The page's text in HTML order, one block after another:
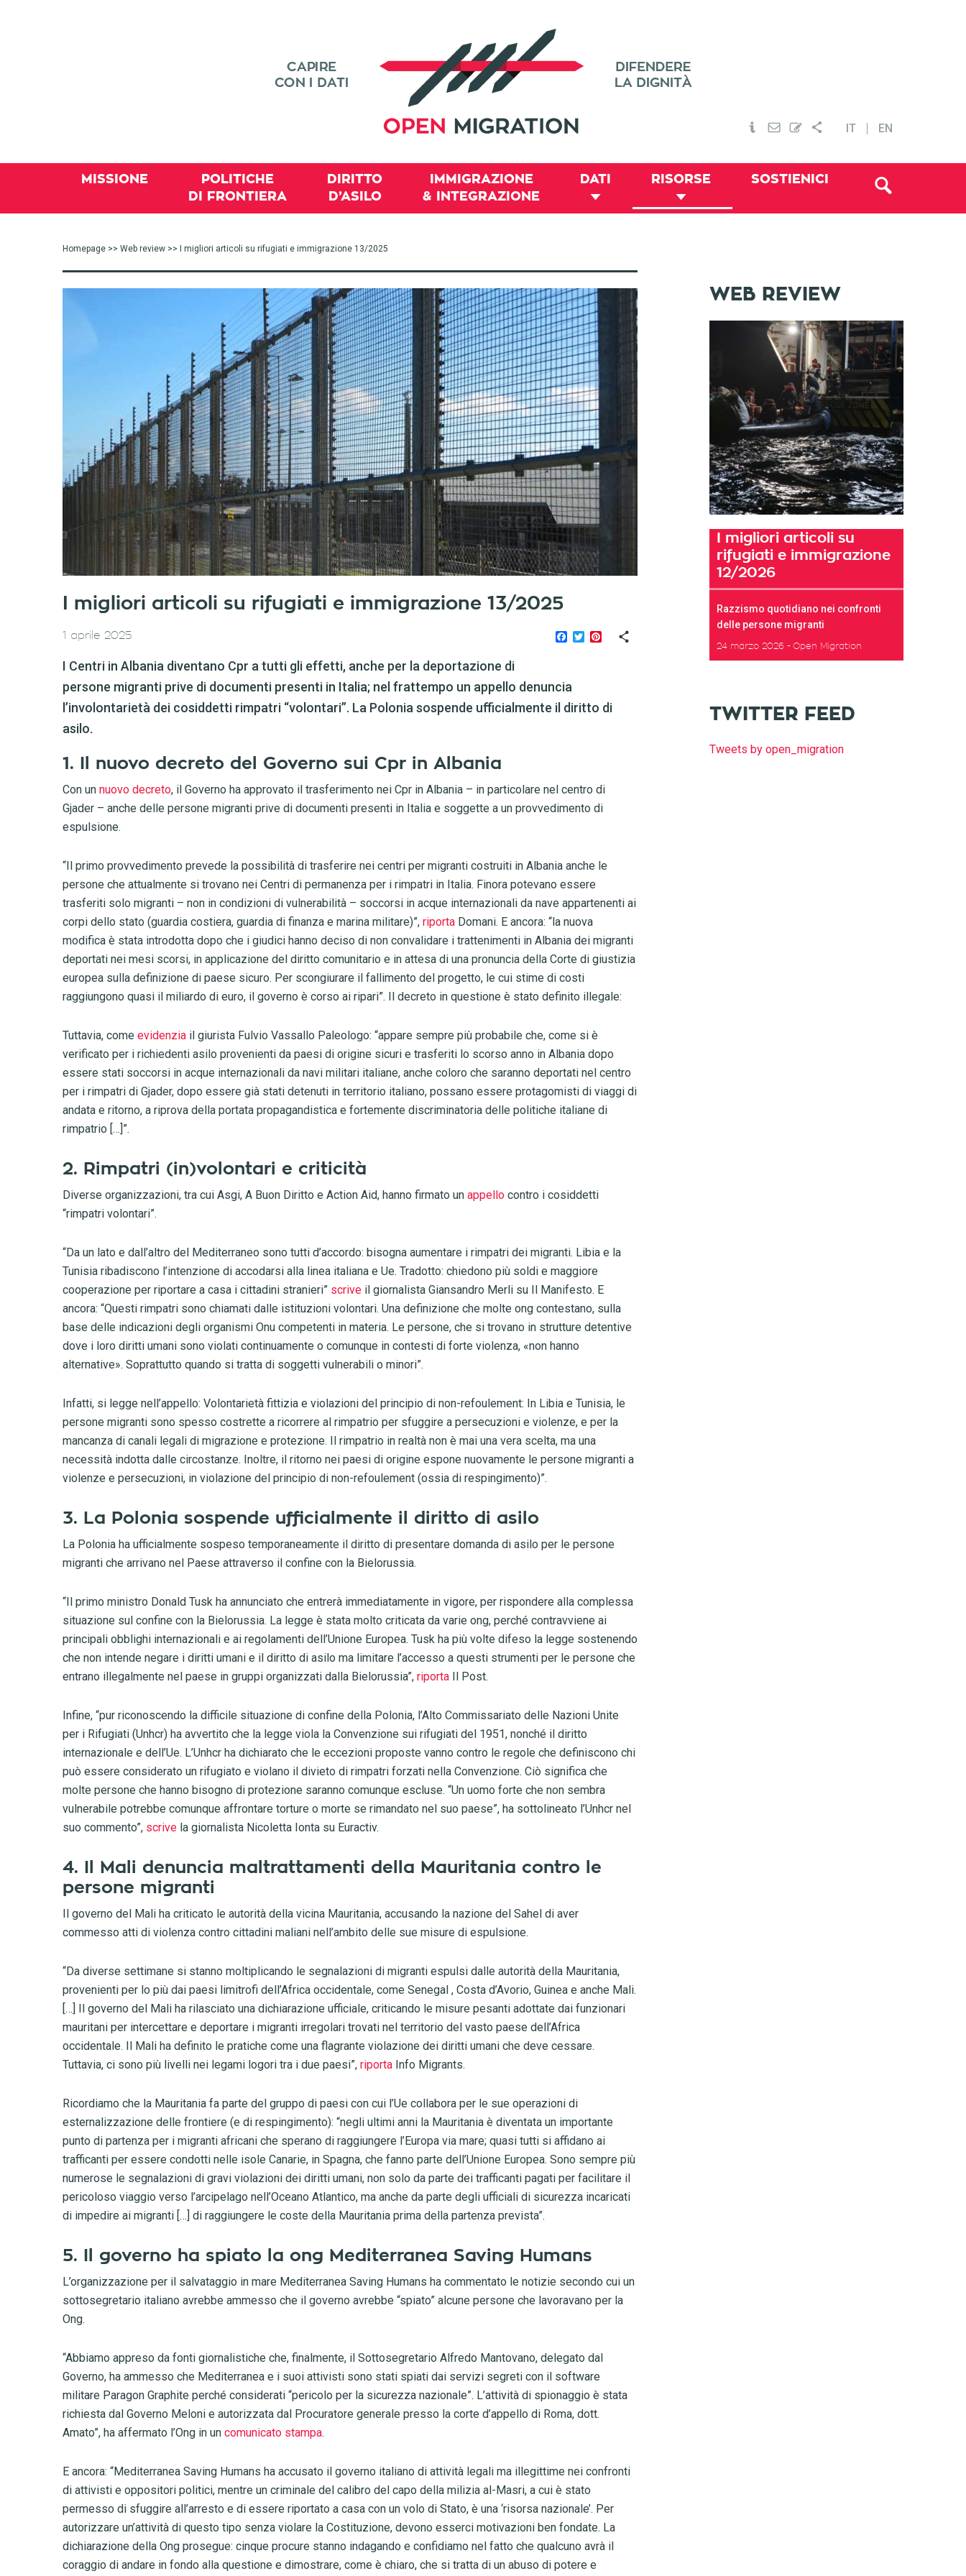
IT EN
MISSIONE
POLITICHE
DI FRONTIERA
DIRITTO
D’ASILO
IMMIGRAZIONE
& INTEGRAZIONE
DATI RISORSE SOSTIENICI
Homepage >> Web review >> I migliori articoli su rifugiati e immigrazione 13/2025
I migliori articoli su rifugiati e immigrazione 13/2025
Facebook
TwitterPinterest
1 aprile 2025
I Centri in Albania diventano Cpr a tutti gli effetti, anche per la deportazione di
persone migranti prive di documenti presenti in Italia; nel frattempo un appello denuncia
l’involontarietà dei cosiddetti rimpatri “volontari”. La Polonia sospende ufficialmente il diritto di
asilo.
1. Il nuovo decreto del Governo sui Cpr in Albania
Con un nuovo decreto, il Governo ha approvato il trasferimento nei Cpr in Albania – in particolare nel centro di
Gjader – anche delle persone migranti prive di documenti presenti in Italia e soggette a un provvedimento di
espulsione.
“Il primo provvedimento prevede la possibilità di trasferire nei centri per migranti costruiti in Albania anche le
persone che attualmente si trovano nei Centri di permanenza per i rimpatri in Italia. Finora potevano essere
trasferiti solo migranti – non in condizioni di vulnerabilità – soccorsi in acque internazionali da nave appartenenti ai
corpi dello stato (guardia costiera, guardia di finanza e marina militare)”, riporta Domani. E ancora: “la nuova
modifica è stata introdotta dopo che i giudici hanno deciso di non convalidare i trattenimenti in Albania dei migranti
deportati nei mesi scorsi, in applicazione del diritto comunitario e in attesa di una pronuncia della Corte di giustizia
europea sulla definizione di paese sicuro. Per scongiurare il fallimento del progetto, le cui stime di costi
raggiungono quasi il miliardo di euro, il governo è corso ai ripari”. Il decreto in questione è stato definito illegale:
Tuttavia, come evidenzia il giurista Fulvio Vassallo Paleologo: “appare sempre più probabile che, come si è
verificato per i richiedenti asilo provenienti da paesi di origine sicuri e trasferiti lo scorso anno in Albania dopo
essere stati soccorsi in acque internazionali da navi militari italiane, anche coloro che saranno deportati nel centro
per i rimpatri di Gjader, dopo essere già stati detenuti in territorio italiano, possano essere protagomisti di viaggi di
andata e ritorno, a riprova della portata propagandistica e fortemente discriminatoria delle politiche italiane di
rimpatrio […]”.
2. Rimpatri (in)volontari e criticità
Diverse organizzazioni, tra cui Asgi, A Buon Diritto e Action Aid, hanno firmato un appello contro i cosiddetti
“rimpatri volontari”.
“Da un lato e dall’altro del Mediterraneo sono tutti d’accordo: bisogna aumentare i rimpatri dei migranti. Libia e la
Tunisia ribadiscono l’intenzione di accodarsi alla linea italiana e Ue. Tradotto: chiedono più soldi e maggiore
cooperazione per riportare a casa i cittadini stranieri” scrive il giornalista Giansandro Merli su Il Manifesto. E
ancora: “Questi rimpatri sono chiamati dalle istituzioni volontari. Una definizione che molte ong contestano, sulla
base delle indicazioni degli organismi Onu competenti in materia. Le persone, che si trovano in strutture detentive
dove i loro diritti umani sono violati continuamente o comunque in contesti di forte violenza, «non hanno
alternative». Soprattutto quando si tratta di soggetti vulnerabili o minori”.
Infatti, si legge nell’appello: Volontarietà fittizia e violazioni del principio di non-refoulement: In Libia e Tunisia, le
persone migranti sono spesso costrette a ricorrere al rimpatrio per sfuggire a persecuzioni e violenze, e per la
mancanza di canali legali di migrazione e protezione. Il rimpatrio in realtà non è mai una vera scelta, ma una
necessità indotta dalle circostanze. Inoltre, il ritorno nei paesi di origine espone nuovamente le persone migranti a
violenze e persecuzioni, in violazione del principio di non-refoulement (ossia di respingimento)”.
3. La Polonia sospende ufficialmente il diritto di asilo
La Polonia ha ufficialmente sospeso temporaneamente il diritto di presentare domanda di asilo per le persone
migranti che arrivano nel Paese attraverso il confine con la Bielorussia.
“Il primo ministro Donald Tusk ha annunciato che entrerà immediatamente in vigore, per rispondere alla complessa
situazione sul confine con la Bielorussia. La legge è stata molto criticata da varie ong, perché contravviene ai
principali obblighi internazionali e ai regolamenti dell’Unione Europea. Tusk ha più volte difeso la legge sostenendo
che non intende negare i diritti umani e il diritto di asilo ma limitare l’accesso a questi strumenti per le persone che
entrano illegalmente nel paese in gruppi organizzati dalla Bielorussia”, riporta Il Post.
Infine, “pur riconoscendo la difficile situazione di confine della Polonia, l’Alto Commissariato delle Nazioni Unite
per i Rifugiati (Unhcr) ha avvertito che la legge viola la Convenzione sui rifugiati del 1951, nonché il diritto
internazionale e dell’Ue. L’Unhcr ha dichiarato che le eccezioni proposte vanno contro le regole che definiscono chi
può essere considerato un rifugiato e violano il divieto di rimpatri forzati nella Convenzione. Ciò significa che
molte persone che hanno bisogno di protezione saranno comunque escluse. “Un uomo forte che non sembra
vulnerabile potrebbe comunque affrontare torture o morte se rimandato nel suo paese”, ha sottolineato l’Unhcr nel
suo commento”, scrive la giornalista Nicoletta Ionta su Euractiv.
4. Il Mali denuncia maltrattamenti della Mauritania contro le
persone migranti
Il governo del Mali ha criticato le autorità della vicina Mauritania, accusando la nazione del Sahel di aver
commesso atti di violenza contro cittadini maliani nell’ambito delle sue misure di espulsione.
“Da diverse settimane si stanno moltiplicando le segnalazioni di migranti espulsi dalle autorità della Mauritania,
provenienti per lo più dai paesi limitrofi dell’Africa occidentale, come Senegal , Costa d’Avorio, Guinea e anche Mali.
[…] Il governo del Mali ha rilasciato una dichiarazione ufficiale, criticando le misure pesanti adottate dai funzionari
mauritani per intercettare e deportare i migranti irregolari trovati nel territorio del vasto paese dell’Africa
occidentale. Il Mali ha definito le pratiche come una flagrante violazione dei diritti umani che deve cessare.
Tuttavia, ci sono più livelli nei legami logori tra i due paesi”, riporta Info Migrants.
Ricordiamo che la Mauritania fa parte del gruppo di paesi con cui l’Ue collabora per le sue operazioni di
esternalizzazione delle frontiere (e di respingimento): “negli ultimi anni la Mauritania è diventata un importante
punto di partenza per i migranti africani che sperano di raggiungere l’Europa via mare; quasi tutti si affidano ai
trafficanti per essere condotti nelle isole Canarie, in Spagna, che fanno parte dell’Unione Europea. Sono sempre più
numerose le segnalazioni di gravi violazioni dei diritti umani, non solo da parte dei trafficanti pagati per facilitare il
pericoloso viaggio verso l’arcipelago nell’Oceano Atlantico, ma anche da parte degli ufficiali di sicurezza incaricati
di impedire ai migranti […] di raggiungere le coste della Mauritania prima della partenza prevista”.
5. Il governo ha spiato la ong Mediterranea Saving Humans
L’organizzazione per il salvataggio in mare Mediterranea Saving Humans ha commentato le notizie secondo cui un
sottosegretario italiano avrebbe ammesso che il governo avrebbe “spiato” alcune persone che lavoravano per la
Ong.
“Abbiamo appreso da fonti giornalistiche che, finalmente, il Sottosegretario Alfredo Mantovano, delegato dal
Governo, ha ammesso che Mediterranea e i suoi attivisti sono stati spiati dai servizi segreti con il software
militare Paragon Graphite perché considerati “pericolo per la sicurezza nazionale”. L’attività di spionaggio è stata
richiesta dal Governo Meloni e autorizzata dal Procuratore generale presso la corte d’appello di Roma, dott.
Amato”, ha affermato l’Ong in un comunicato stampa.
E ancora: “Mediterranea Saving Humans ha accusato il governo italiano di attività legali ma illegittime nei confronti
di attivisti e oppositori politici, mentre un criminale del calibro del capo della milizia al-Masri, a cui è stato
permesso di sfuggire all’arresto e di essere riportato a casa con un volo di Stato, è una ‘risorsa nazionale’. Per
autorizzare un’attività di questo tipo senza violare la Costituzione, devono esserci motivazioni ben fondate. La
dichiarazione della Ong prosegue: cinque procure stanno indagando e confidiamo nel fatto che qualcuno avrà il
coraggio di andare in fondo alla questione e dimostrare, come è chiaro, che si tratta di un abuso di potere e
WEB REVIEW
I migliori articoli su
rifugiati e immigrazione
12/2026
Razzismo quotidiano nei confronti
delle persone migranti
24 marzo 2026 Open Migration
TWITTER FEED
Tweets by open_migration